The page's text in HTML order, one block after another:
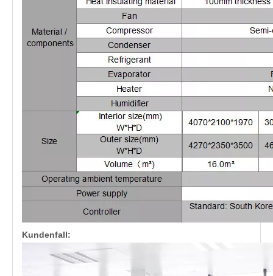
Kundenfall: